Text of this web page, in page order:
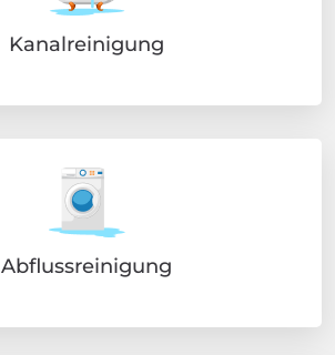
Kanalreinigung
Abflussreinigung